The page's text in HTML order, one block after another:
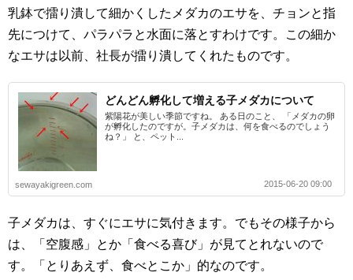
乳鉢で擂り潰して細かくしたメダカのエサを、チョンと指
先につけて、パラパラと水面に落とすわけです。この細か
なエサは以前、社長が擂り潰してくれたものです。
どんどん孵化して増える子メダカについて
紫陽花が美しい季節ですね。 ある日のこと、 「メダカの卵
が孵化したのですが。子メダカは、何を食べるのでしょう
ね？」 と、ペット...
sewayakigreen.com 2015-06-20 09:00
子メダカは、すぐにエサに気付きます。でもその様子から
は、「空腹感」とか「食べる喜び」が見てとれないので
す。「とりあえず、食べとこか」的なのです。